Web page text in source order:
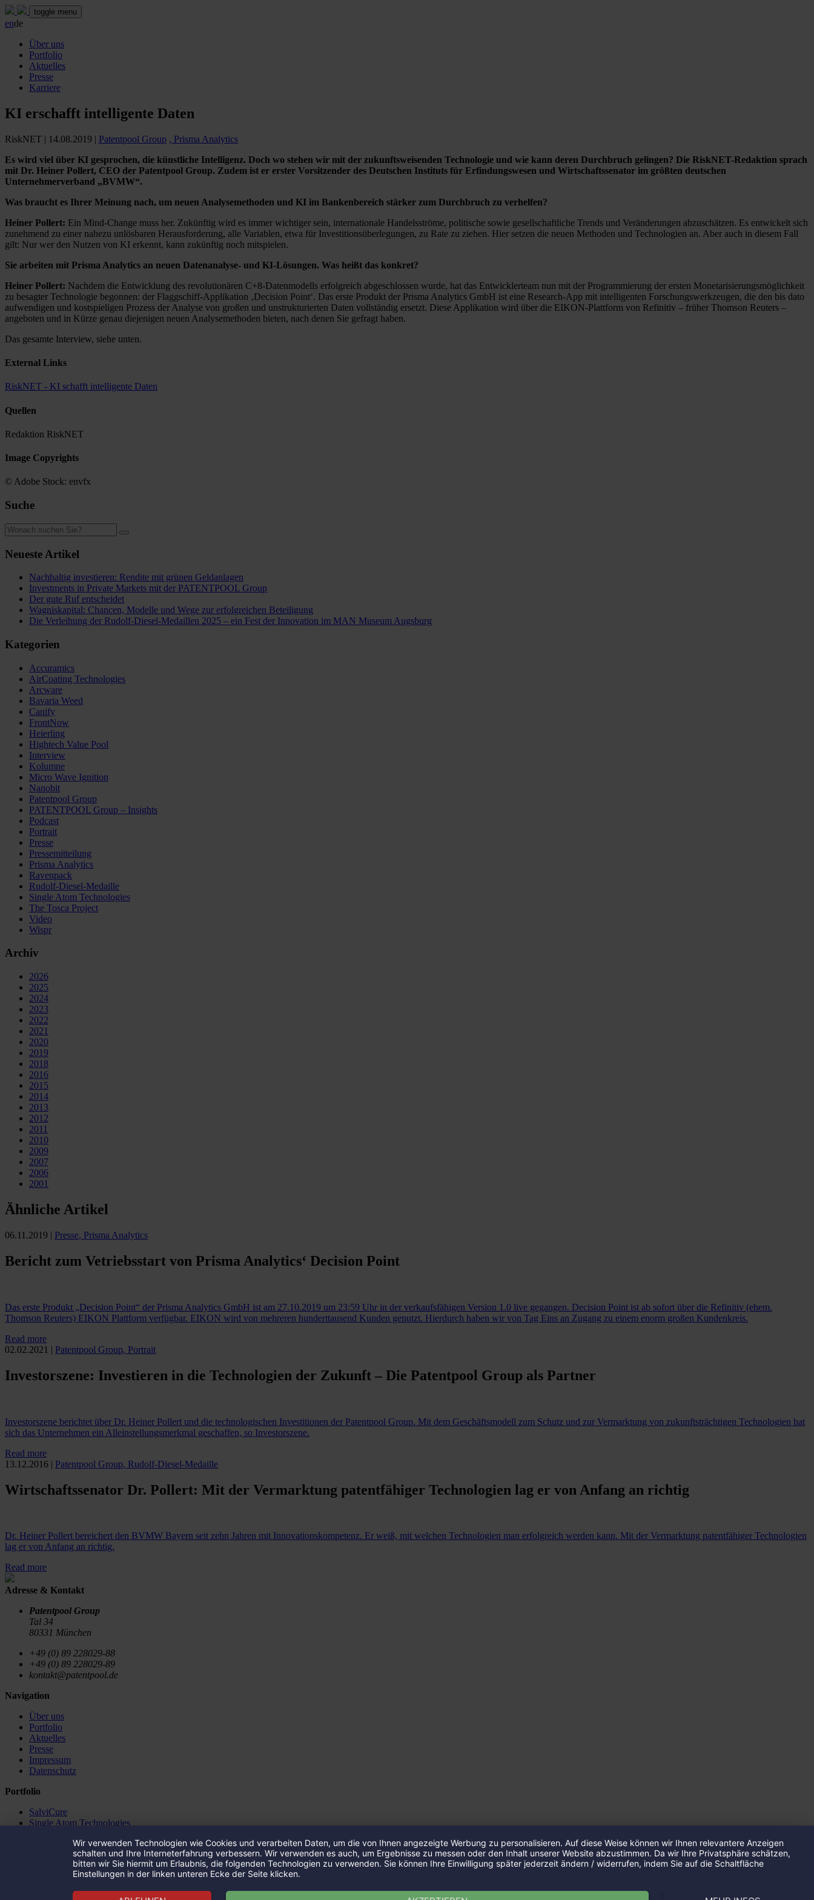
toggle menu
ende
Über uns
Portfolio
Aktuelles
Presse
Karriere
KI erschafft intelligente Daten
RiskNET | 14.08.2019 | Patentpool Group , Prisma Analytics
Es wird viel über KI gesprochen, die künstliche Intelligenz. Doch wo stehen wir mit der zukunftsweisenden Technologie und wie kann deren Durchbruch gelingen? Die RiskNET-Redaktion sprach
mit Dr. Heiner Pollert, CEO der Patentpool Group. Zudem ist er erster Vorsitzender des Deutschen Instituts für Erfindungswesen und Wirtschaftssenator im größten deutschen
Unternehmerverband „BVMW“.
Was braucht es Ihrer Meinung nach, um neuen Analysemethoden und KI im Bankenbereich stärker zum Durchbruch zu verhelfen?
Heiner Pollert: Ein Mind-Change muss her. Zukünftig wird es immer wichtiger sein, internationale Handelsströme, politische sowie gesellschaftliche Trends und Veränderungen abzuschätzen. Es entwickelt sich
zunehmend zu einer nahezu unlösbaren Herausforderung, alle Variablen, etwa für Investitionsüberlegungen, zu Rate zu ziehen. Hier setzen die neuen Methoden und Technologien an. Aber auch in diesem Fall
gilt: Nur wer den Nutzen von KI erkennt, kann zukünftig noch mitspielen.
Sie arbeiten mit Prisma Analytics an neuen Datenanalyse- und KI-Lösungen. Was heißt das konkret?
Heiner Pollert: Nachdem die Entwicklung des revolutionären C+8-Datenmodells erfolgreich abgeschlossen wurde, hat das Entwicklerteam nun mit der Programmierung der ersten Monetarisierungsmöglichkeit
zu besagter Technologie begonnen: der Flaggschiff-Applikation ‚Decision Point‘. Das erste Produkt der Prisma Analytics GmbH ist eine Research-App mit intelligenten Forschungswerkzeugen, die den bis dato
aufwendigen und kostspieligen Prozess der Analyse von großen und unstrukturierten Daten vollständig ersetzt. Diese Applikation wird über die EIKON-Plattform von Refinitiv – früher Thomson Reuters –
angeboten und in Kürze genau diejenigen neuen Analysemethoden bieten, nach denen Sie gefragt haben.
Das gesamte Interview, siehe unten.
External Links
RiskNET - KI schafft intelligente Daten
Quellen
Redaktion RiskNET
Image Copyrights
© Adobe Stock: envfx
Suche
Neueste Artikel
Nachhaltig investieren: Rendite mit grünen Geldanlagen
Investments in Private Markets mit der PATENTPOOL Group
Der gute Ruf entscheidet
Wagniskapital: Chancen, Modelle und Wege zur erfolgreichen Beteiligung
Die Verleihung der Rudolf-Diesel-Medaillen 2025 – ein Fest der Innovation im MAN Museum Augsburg
Kategorien
Accuramics
AirCoating Technologies
Arcware
Bavaria Weed
Canify
FrontNow
Heierling
Hightech Value Pool
Interview
Kolumne
Micro Wave Ignition
Nanobit
Patentpool Group
PATENTPOOL Group – Insights
Podcast
Portrait
Presse
Pressemitteilung
Prisma Analytics
Ravenpack
Rudolf-Diesel-Medaille
Single Atom Technologies
The Tosca Project
Video
Wispr
Archiv
2026
2025
2024
2023
2022
2021
2020
2019
2018
2016
2015
2014
2013
2012
2011
2010
2009
2007
2006
2001
Ähnliche Artikel
06.11.2019 | Presse, Prisma Analytics
Bericht zum Vetriebsstart von Prisma Analytics‘ Decision Point
Das erste Produkt „Decision Point“ der Prisma Analytics GmbH ist am 27.10.2019 um 23:59 Uhr in der verkaufsfähigen Version 1.0 live gegangen. Decision Point ist ab sofort über die Refinitiv (ehem.
Thomson Reuters) EIKON Plattform verfügbar. EIKON wird von mehreren hunderttausend Kunden genutzt. Hierdurch haben wir von Tag Eins an Zugang zu einem enorm großen Kundenkreis.
Read more
02.02.2021 | Patentpool Group, Portrait
Investorszene: Investieren in die Technologien der Zukunft – Die Patentpool Group als Partner
Investorszene berichtet über Dr. Heiner Pollert und die technologischen Investitionen der Patentpool Group. Mit dem Geschäftsmodell zum Schutz und zur Vermarktung von zukunftsträchtigen Technologien hat
sich das Unternehmen ein Alleinstellungsmerkmal geschaffen, so Investorszene.
Read more
13.12.2016 | Patentpool Group, Rudolf-Diesel-Medaille
Wirtschaftssenator Dr. Pollert: Mit der Vermarktung patentfähiger Technologien lag er von Anfang an richtig
Dr. Heiner Pollert bereichert den BVMW Bayern seit zehn Jahren mit Innovationskompetenz. Er weiß, mit welchen Technologien man erfolgreich werden kann. Mit der Vermarktung patentfähiger Technologien
lag er von Anfang an richtig.
Read more
Adresse & Kontakt
Patentpool Group
Tal 34
80331 München
+49 (0) 89 228029-88
+49 (0) 89 228029-89
kontakt@patentpool.de
Navigation
Über uns
Portfolio
Aktuelles
Presse
Impressum
Datenschutz
Portfolio
SalviCure
Single Atom Technologies
FrontNow GmbH
Wispr Communication
The Tosca Project
Prisma Analytics
Wir verwenden Technologien wie Cookies und verarbeiten Daten, um die von Ihnen angezeigte Werbung zu personalisieren. Auf diese Weise können wir Ihnen relevantere Anzeigen
schalten und Ihre Interneterfahrung verbessern. Wir verwenden es auch, um Ergebnisse zu messen oder den Inhalt unserer Website abzustimmen. Da wir Ihre Privatsphäre schätzen,
bitten wir Sie hiermit um Erlaubnis, die folgenden Technologien zu verwenden. Sie können Ihre Einwilligung später jederzeit ändern / widerrufen, indem Sie auf die Schaltfläche
Einstellungen in der linken unteren Ecke der Seite klicken.